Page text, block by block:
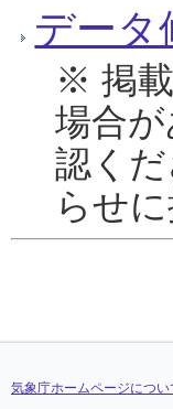
データ
※ 掲
場合
認く
らせに
気象庁ホームページについ